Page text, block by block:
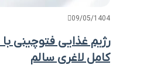
09/05/1404
رژیم غذایی فتوچینی
کامل لاغری سالم